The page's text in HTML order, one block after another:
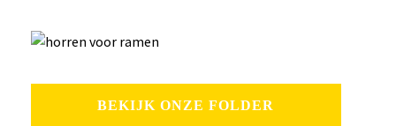
BEKIJK ONZE FOLDER